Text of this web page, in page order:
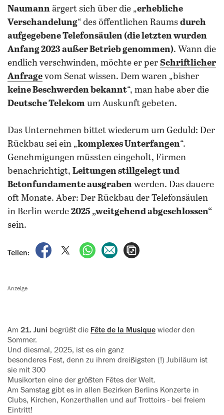
Naumann ärgert sich über die „erhebliche
Verschandelung“ des öffentlichen Raums durch
aufgegebene Telefonsäulen (die letzten wurden
Anfang 2023 außer Betrieb genommen). Wann die
endlich verschwinden, möchte er per Schriftlicher
Anfrage vom Senat wissen. Dem waren „bisher
keine Beschwerden bekannt“, man habe aber die
Deutsche Telekom um Auskunft gebeten.
Das Unternehmen bittet wiederum um Geduld: Der
Rückbau sei ein „komplexes Unterfangen“.
Genehmigungen müssten eingeholt, Firmen
benachrichtigt, Leitungen stillgelegt und
Betonfundamente ausgraben werden. Das dauere
oft Monate. Aber: Der Rückbau der Telefonsäulen
in Berlin werde 2025 „weitgehend abgeschlossen“
sein.
Teilen:
auf Facebook teilen
auf X teilenper WhatsApp teilen
per E-Mail teilen
Anzeige
Am 21. Juni begrüßt die Fête de la Musique wieder den
Sommer.
Und diesmal, 2025, ist es ein ganz
besonderes Fest, denn zu ihrem dreißigsten (!) Jubiläum ist
sie mit 300
Musikorten eine der größten Fêtes der Welt.
Am Samstag gibt es in allen Bezirken Berlins Konzerte in
Clubs, Kirchen, Konzerthallen und auf Trottoirs - bei freiem
Eintritt!